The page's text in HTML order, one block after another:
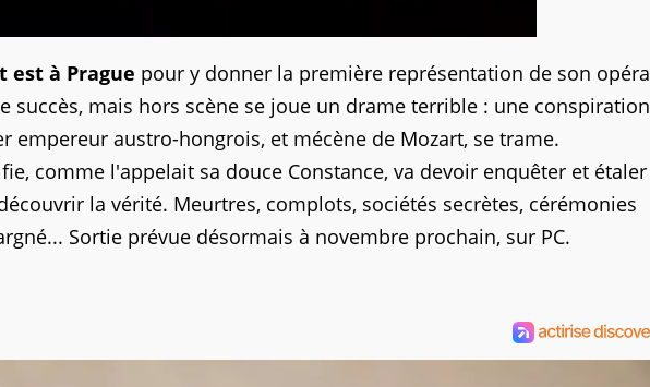
est à Prague pour y donner la première représentation de son opéra
succès, mais hors scène se joue un drame terrible : une conspiration
empereur austro-hongrois, et mécène de Mozart, se trame.
comme l'appelait sa douce Constance, va devoir enquêter et étaler
la vérité. Meurtres, complots, sociétés secrètes, cérémonies
Sortie prévue désormais à novembre prochain, sur PC.